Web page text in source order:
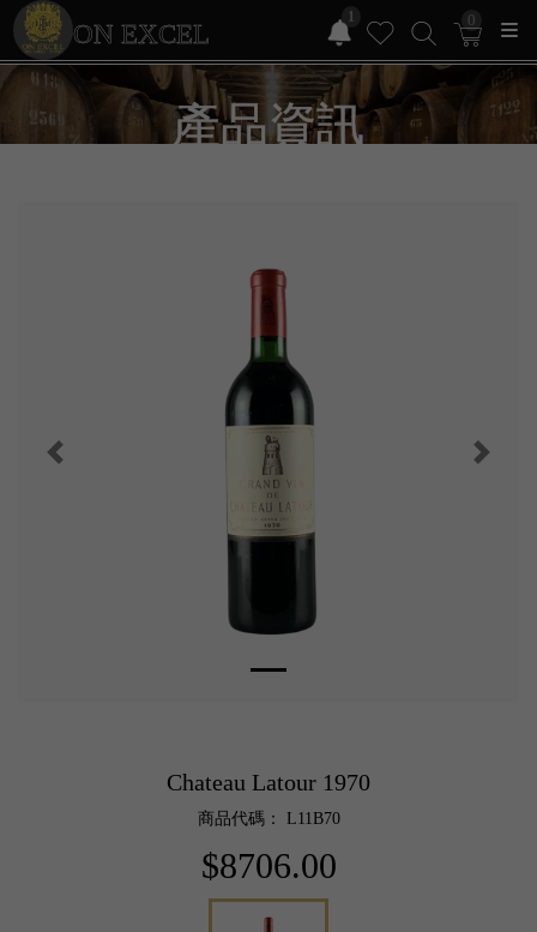
ON EXCEL
1 0
產品資訊
Chateau Latour 1970
商品代碼： L11B70
$8706.00